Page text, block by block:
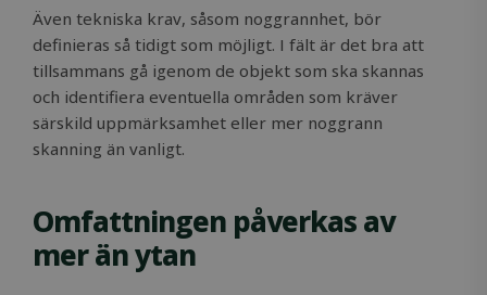
Även tekniska krav, såsom noggrannhet, bör
definieras så tidigt som möjligt. I fält är det bra att
tillsammans gå igenom de objekt som ska skannas
och identifiera eventuella områden som kräver
särskild uppmärksamhet eller mer noggrann
skanning än vanligt.
Omfattningen påverkas av
mer än ytan